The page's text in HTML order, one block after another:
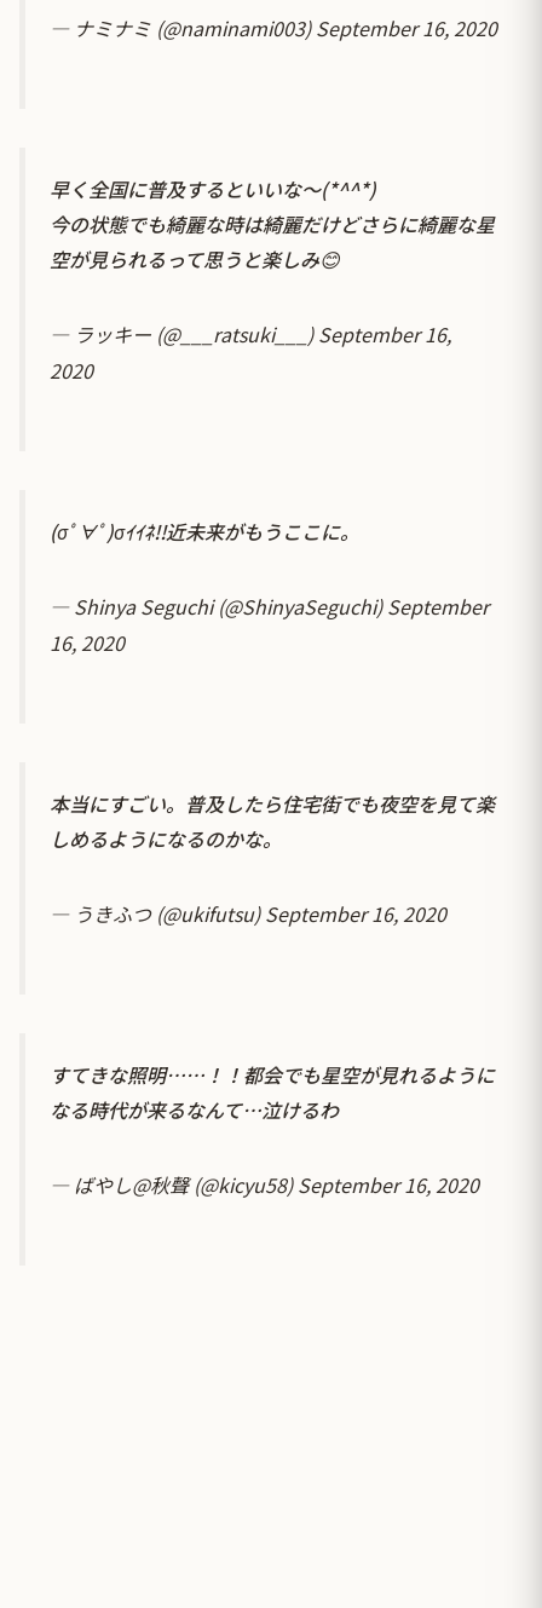
— ナミナミ (@naminami003)September 16, 2020
早く全国に普及するといいな〜(*^^*)
今の状態でも綺麗な時は綺麗だけどさらに綺麗な星
空が見られるって思うと楽しみ😊
— ラッキー (@___ratsuki___)September 16,
2020
(σﾟ∀ﾟ)σｲｲﾈ!!近未来がもうここに。
— Shinya Seguchi (@ShinyaSeguchi)September
16, 2020
本当にすごい。普及したら住宅街でも夜空を見て楽
しめるようになるのかな。
— うきふつ (@ukifutsu)September 16, 2020
すてきな照明……！！都会でも星空が見れるように
なる時代が来るなんて…泣けるわ
— ばやし@秋聲 (@kicyu58)September 16, 2020